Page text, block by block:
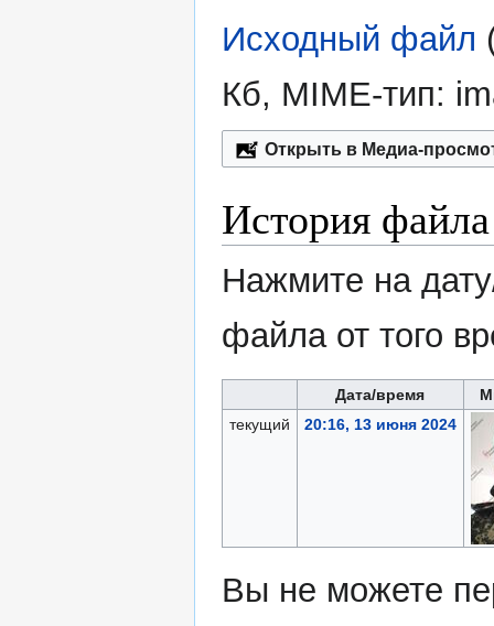
Исходный файл
Кб, MIME-тип:
Открыть в Медиа-
История файла
Нажмите на
файла от того
Дата/время
текущий
20:16, 13 июня 2024
Вы не можете